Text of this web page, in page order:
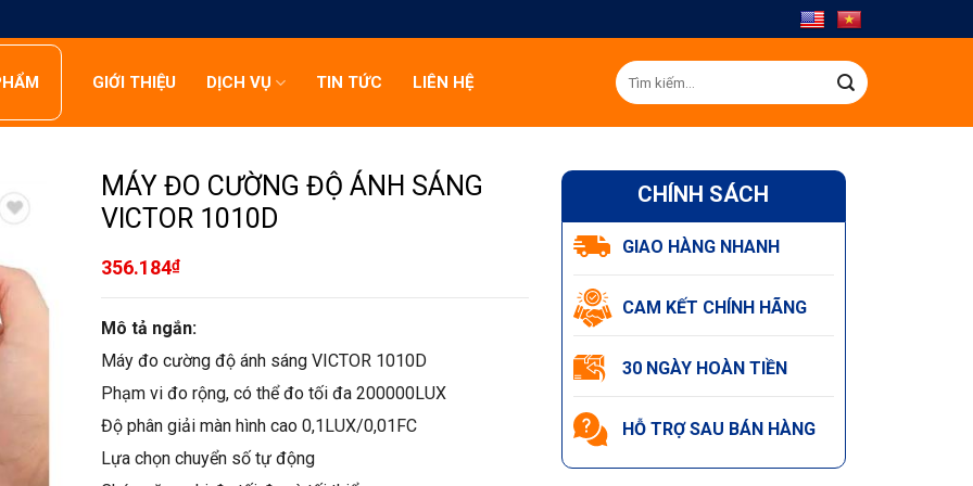
GIỚI THIỆU DỊCH VỤ TIN TỨC LIÊN HỆ
Tìm
kiếm:
CHÍNH SÁCH
GIAO HÀNG NHANH
CAM KẾT CHÍNH HÃNG
30 NGÀY HOÀN TIỀN
HỖ TRỢ SAU BÁN HÀNG
MÁY ĐO CƯỜNG ĐỘ ÁNH SÁNG
VICTOR 1010D
356.184₫
Mô tả ngắn:
Máy đo cường độ ánh sáng VICTOR 1010D
Phạm vi đo rộng, có thể đo tối đa 200000LUX
Độ phân giải màn hình cao 0,1LUX/0,01FC
Lựa chọn chuyển số tự động